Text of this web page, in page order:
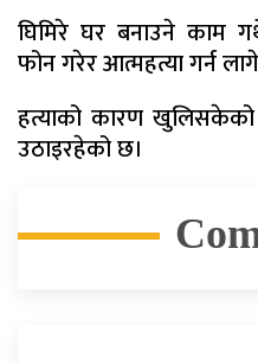
घिमिरे घर बनाउने काम
फोन गरेर आत्महत्या गर्न
हत्याको कारण
उठाइरहेको छ।